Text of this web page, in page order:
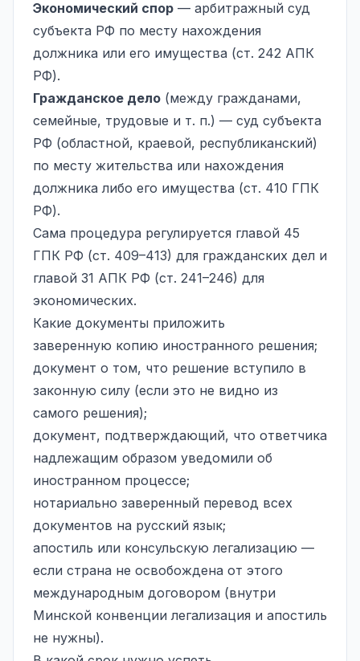
Экономический спор — арбитражный суд
субъекта РФ по месту нахождения
должника или его имущества (ст. 242 АПК
РФ).
Гражданское дело (между гражданами,
семейные, трудовые и т. п.) — суд субъекта
РФ (областной, краевой, республиканский)
по месту жительства или нахождения
должника либо его имущества (ст. 410 ГПК
РФ).
Сама процедура регулируется главой 45
ГПК РФ (ст. 409–413) для гражданских дел и
главой 31 АПК РФ (ст. 241–246) для
экономических.
Какие документы приложить
заверенную копию иностранного решения;
документ о том, что решение вступило в
законную силу (если это не видно из
самого решения);
документ, подтверждающий, что ответчика
надлежащим образом уведомили об
иностранном процессе;
нотариально заверенный перевод всех
документов на русский язык;
апостиль или консульскую легализацию —
если страна не освобождена от этого
международным договором (внутри
Минской конвенции легализация и апостиль
не нужны).